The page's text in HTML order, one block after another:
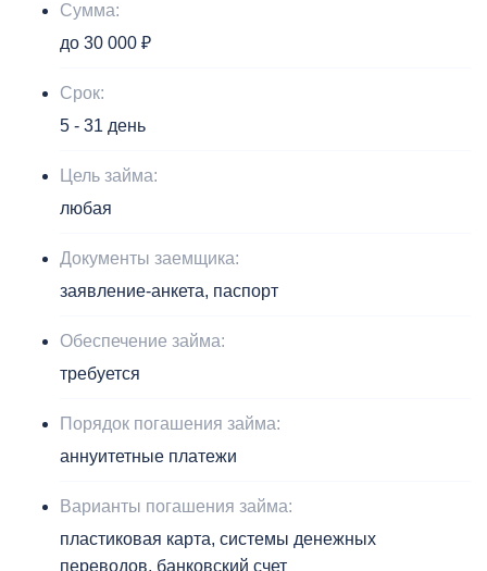
Сумма:
до 30 000 ₽
Срок:
5 - 31 день
Цель займа:
любая
Документы заемщика:
заявление-анкета, паспорт
Обеспечение займа:
требуется
Порядок погашения займа:
аннуитетные платежи
Варианты погашения займа:
пластиковая карта, системы денежных
переводов, банковский счет